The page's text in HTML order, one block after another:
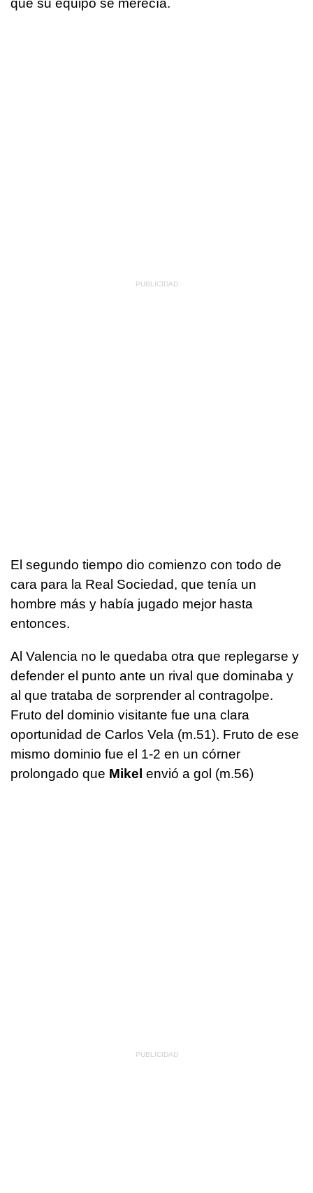
que su equipo se merecía.
El segundo tiempo dio comienzo con todo de
cara para la Real Sociedad, que tenía un
hombre más y había jugado mejor hasta
entonces.
Al Valencia no le quedaba otra que replegarse y
defender el punto ante un rival que dominaba y
al que trataba de sorprender al contragolpe.
Fruto del dominio visitante fue una clara
oportunidad de Carlos Vela (m.51). Fruto de ese
mismo dominio fue el 1-2 en un córner
prolongado que Mikel envió a gol (m.56)